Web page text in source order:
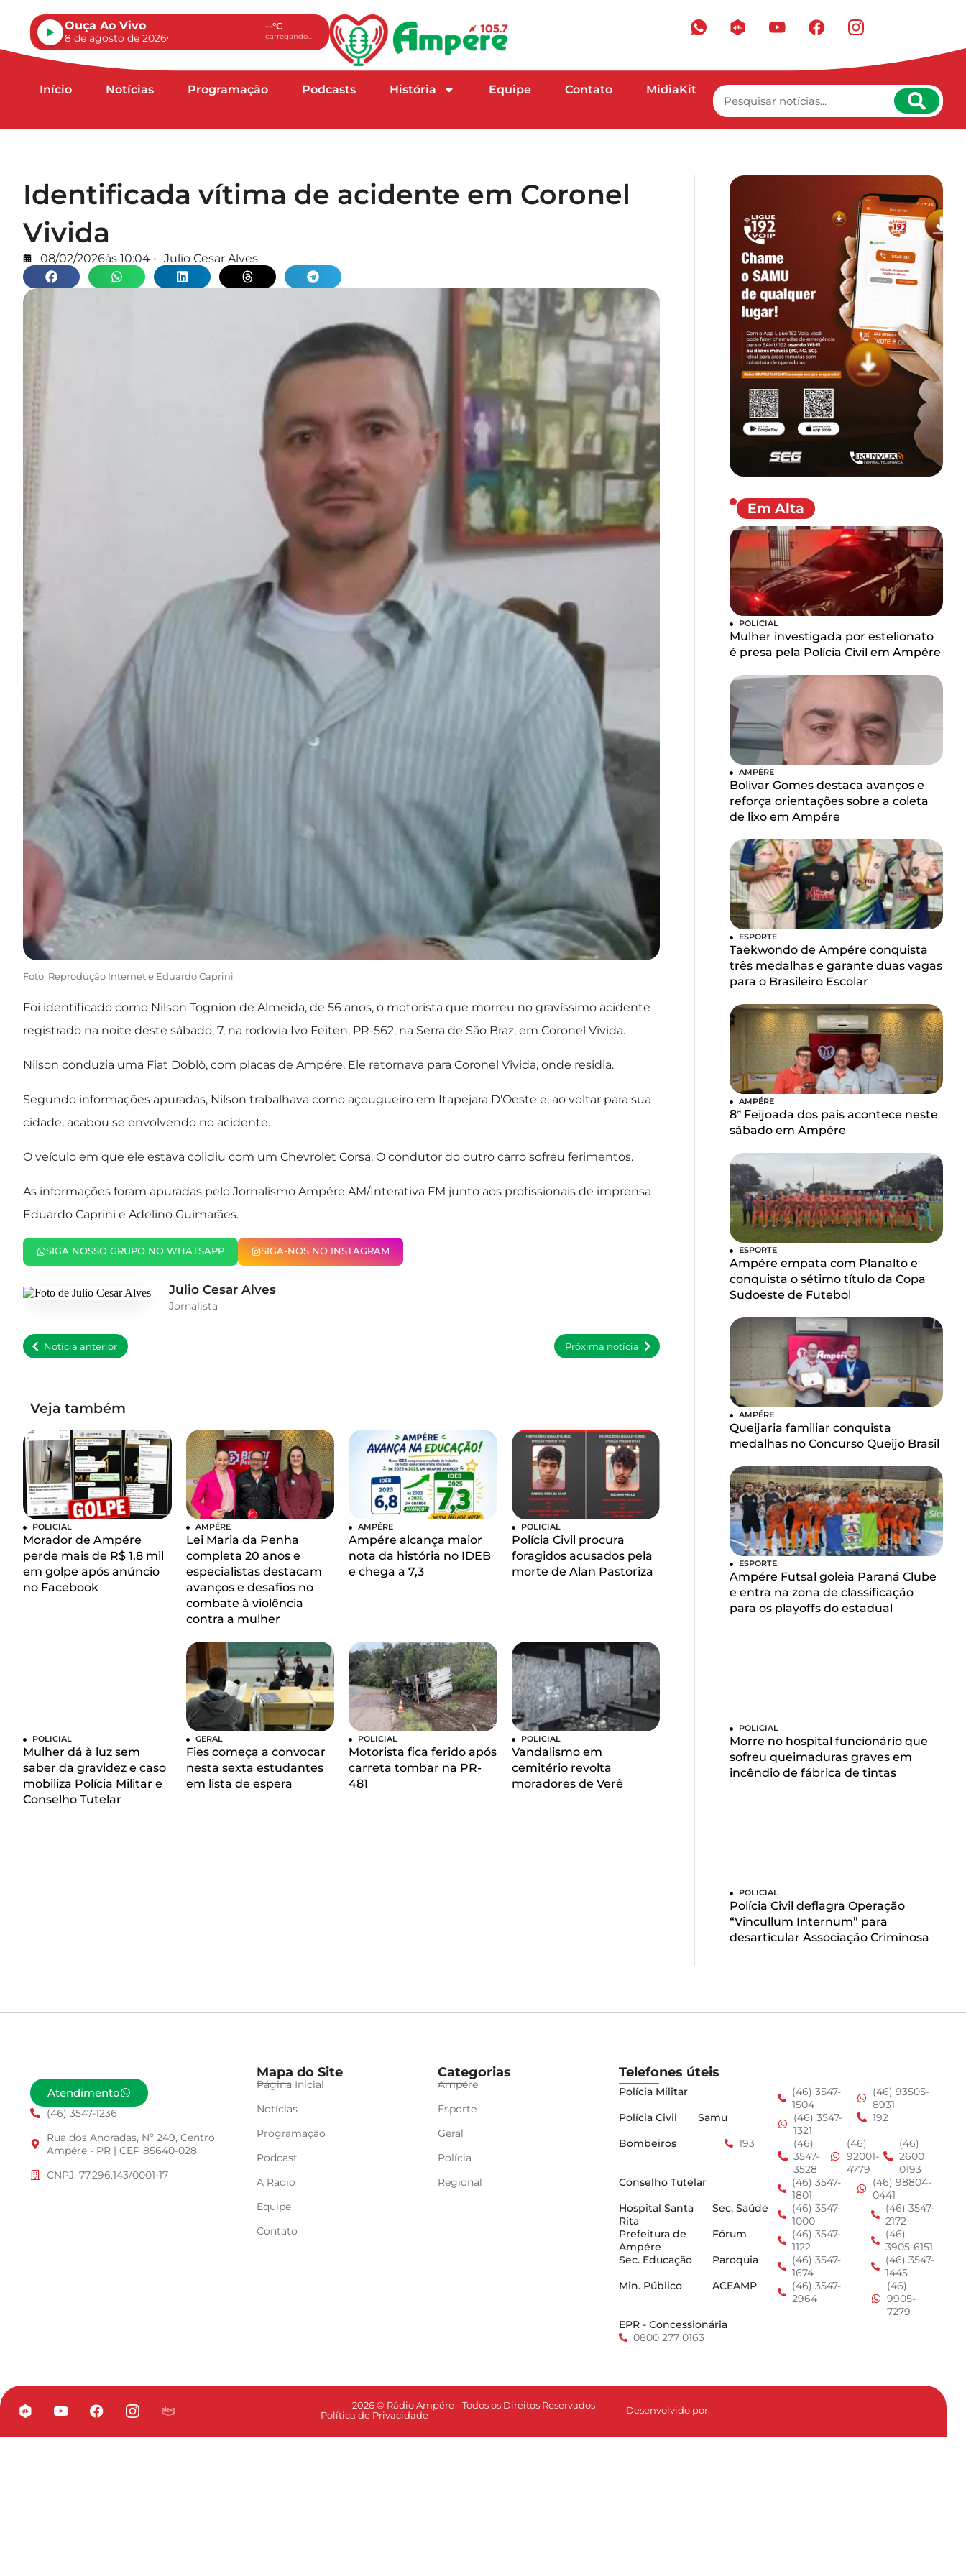
Ouça Ao Vivo
8 de agosto de 2026
--°C
carregando...
Início Notícias Programação Podcasts História Equipe Contato MidiaKit
Identificada vítima de acidente em Coronel
Vivida
08/02/2026às 10:04 • Julio Cesar Alves
Foto: Reprodução Internet e Eduardo Caprini
Foi identificado como Nilson Tognion de Almeida, de 56 anos, o motorista que morreu no gravíssimo acidente
registrado na noite deste sábado, 7, na rodovia Ivo Feiten, PR-562, na Serra de São Braz, em Coronel Vivida.
Nilson conduzia uma Fiat Doblò, com placas de Ampére. Ele retornava para Coronel Vivida, onde residia.
Segundo informações apuradas, Nilson trabalhava como açougueiro em Itapejara D’Oeste e, ao voltar para sua
cidade, acabou se envolvendo no acidente.
O veículo em que ele estava colidiu com um Chevrolet Corsa. O condutor do outro carro sofreu ferimentos.
As informações foram apuradas pelo Jornalismo Ampére AM/Interativa FM junto aos profissionais de imprensa
Eduardo Caprini e Adelino Guimarães.
SIGA NOSSO GRUPO NO WHATSAPP SIGA-NOS NO INSTAGRAM
Julio Cesar Alves
Jornalista
Notícia anterior Próxima notícia
Veja também
POLICIAL
Morador de Ampére
perde mais de R$ 1,8 mil
em golpe após anúncio
no Facebook
AMPÉRE
Lei Maria da Penha
completa 20 anos e
especialistas destacam
avanços e desafios no
combate à violência
contra a mulher
AMPÉRE
Ampére alcança maior
nota da história no IDEB
e chega a 7,3
POLICIAL
Polícia Civil procura
foragidos acusados pela
morte de Alan Pastoriza
POLICIAL
Mulher dá à luz sem
saber da gravidez e caso
mobiliza Polícia Militar e
Conselho Tutelar
GERAL
Fies começa a convocar
nesta sexta estudantes
em lista de espera
POLICIAL
Motorista fica ferido após
carreta tombar na PR-
481
POLICIAL
Vandalismo em
cemitério revolta
moradores de Verê
Em Alta
POLICIAL
Mulher investigada por estelionato
é presa pela Polícia Civil em Ampére
AMPÉRE
Bolivar Gomes destaca avanços e
reforça orientações sobre a coleta
de lixo em Ampére
ESPORTE
Taekwondo de Ampére conquista
três medalhas e garante duas vagas
para o Brasileiro Escolar
AMPÉRE
8ª Feijoada dos pais acontece neste
sábado em Ampére
ESPORTE
Ampére empata com Planalto e
conquista o sétimo título da Copa
Sudoeste de Futebol
AMPÉRE
Queijaria familiar conquista
medalhas no Concurso Queijo Brasil
ESPORTE
Ampére Futsal goleia Paraná Clube
e entra na zona de classificação
para os playoffs do estadual
POLICIAL
Morre no hospital funcionário que
sofreu queimaduras graves em
incêndio de fábrica de tintas
POLICIAL
Polícia Civil deflagra Operação
“Vincullum Internum” para
desarticular Associação Criminosa
Atendimento
(46) 3547-1236
Rua dos Andradas, Nº 249, Centro
Ampére - PR | CEP 85640-028
CNPJ: 77.296.143/0001-17
Mapa do Site
Página Inicial
Notícias
Programação
Podcast
A Radio
Equipe
Contato
Categorias
Ampére
Esporte
Geral
Polícia
Regional
Telefones úteis
Polícia Militar
(46) 3547-
1504
(46) 93505-
8931
Polícia Civil
Samu
(46) 3547-
1321
192
Bombeiros
193
(46)
3547-
3528
(46)
92001-
4779
(46)
2600
0193
Conselho Tutelar
(46) 3547-
1801
(46) 98804-
0441
Hospital Santa
Rita
Sec. Saúde
(46) 3547-
1000
(46) 3547-
2172
Prefeitura de
Ampére
Fórum
(46) 3547-
1122
(46)
3905-6151
Sec. Educação
Paroquia
(46) 3547-
1674
(46) 3547-
1445
Min. Público
ACEAMP
(46) 3547-
2964
(46)
9905-
7279
EPR - Concessionária
0800 277 0163
2026 © Rádio Ampére - Todos os Direitos Reservados
Política de Privacidade
Desenvolvido por: